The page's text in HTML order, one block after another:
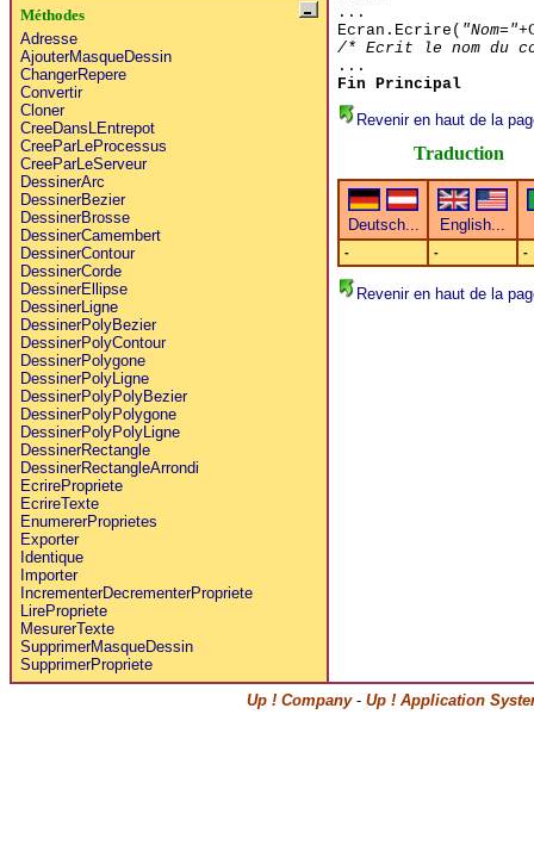
Méthodes
Adresse
AjouterMasqueDessin
ChangerRepere
Convertir
Cloner
CreeDansLEntrepot
CreeParLeProcessus
CreeParLeServeur
DessinerArc
DessinerBezier
DessinerBrosse
DessinerCamembert
DessinerContour
DessinerCorde
DessinerEllipse
DessinerLigne
DessinerPolyBezier
DessinerPolyContour
DessinerPolygone
DessinerPolyLigne
DessinerPolyPolyBezier
DessinerPolyPolygone
DessinerPolyPolyLigne
DessinerRectangle
DessinerRectangleArrondi
EcrirePropriete
EcrireTexte
EnumererProprietes
Exporter
Identique
Importer
IncrementerDecrementerPropriete
LirePropriete
MesurerTexte
SupprimerMasqueDessin
SupprimerPropriete
...
Ecran.Ecrire( "Nom="
/* Ecrit le nom du
...
Fin Principal
Revenir en haut de la
Traduction
- - -
Revenir en haut de la
Up ! Company- Up ! Application